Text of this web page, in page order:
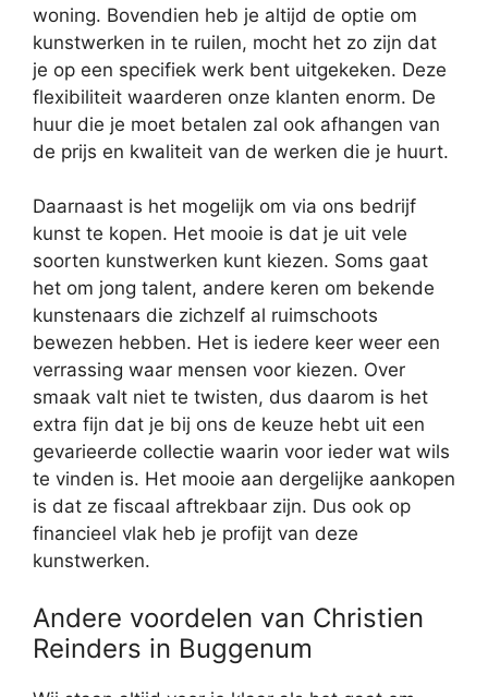
woning. Bovendien heb je altijd de optie om
kunstwerken in te ruilen, mocht het zo zijn dat
je op een specifiek werk bent uitgekeken. Deze
flexibiliteit waarderen onze klanten enorm. De
huur die je moet betalen zal ook afhangen van
de prijs en kwaliteit van de werken die je huurt.
Daarnaast is het mogelijk om via ons bedrijf
kunst te kopen. Het mooie is dat je uit vele
soorten kunstwerken kunt kiezen. Soms gaat
het om jong talent, andere keren om bekende
kunstenaars die zichzelf al ruimschoots
bewezen hebben. Het is iedere keer weer een
verrassing waar mensen voor kiezen. Over
smaak valt niet te twisten, dus daarom is het
extra fijn dat je bij ons de keuze hebt uit een
gevarieerde collectie waarin voor ieder wat wils
te vinden is. Het mooie aan dergelijke aankopen
is dat ze fiscaal aftrekbaar zijn. Dus ook op
financieel vlak heb je profijt van deze
kunstwerken.
Andere voordelen van Christien
Reinders in Buggenum